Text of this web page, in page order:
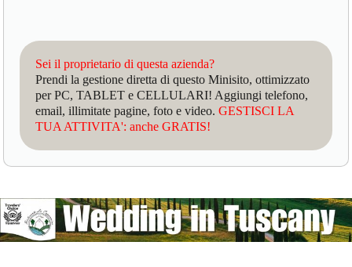
Sei il proprietario di questa azienda?
Prendi la gestione diretta di questo Minisito, ottimizzato
per PC, TABLET e CELLULARI! Aggiungi telefono,
email, illimitate pagine, foto e video.GESTISCI LA
TUA ATTIVITA': anche GRATIS!